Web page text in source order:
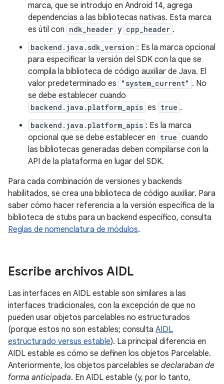
marca, que se introdujo en Android 14, agrega
dependencias a las bibliotecas nativas. Esta marca
es útil con ndk_header y cpp_header .
backend.java.sdk_version : Es la marca opcional
para especificar la versión del SDK con la que se
compila la biblioteca de código auxiliar de Java. El
valor predeterminado es
"system_current" . No
se debe establecer cuando
backend.java.platform_apis es true .
backend.java.platform_apis : Es la marca
opcional que se debe establecer en true cuando
las bibliotecas generadas deben compilarse con la
API de la plataforma en lugar del SDK.
Para cada combinación de versiones y backends
habilitados, se crea una biblioteca de código auxiliar. Para
saber cómo hacer referencia a la versión específica de la
biblioteca de stubs para un backend específico, consulta
Reglas de nomenclatura de módulos.
Escribe archivos AIDL
Las interfaces en AIDL estable son similares a las
interfaces tradicionales, con la excepción de que no
pueden usar objetos parcelables no estructurados
(porque estos no son estables; consulta AIDL
estructurado versus estable). La principal diferencia en
AIDL estable es cómo se definen los objetos Parcelable.
Anteriormente, los objetos parcelables se declaraban de
forma anticipada. En AIDL estable (y, por lo tanto,